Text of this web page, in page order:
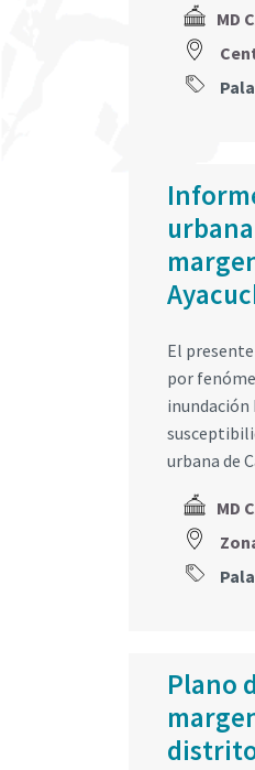
MD
El
por
inundación
urbana de
MD
Plano
distrito